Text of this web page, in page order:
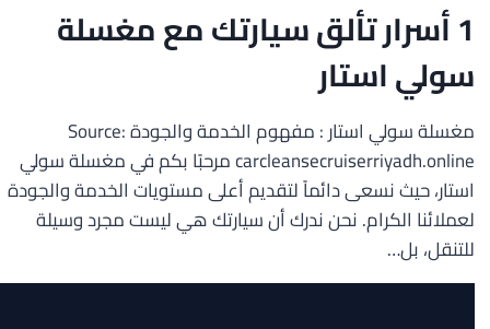
1 أسرار تألق سيارتك مع مغسلة
سولي استار
مغسلة سولي استار : مفهوم الخدمة والجودة Source:
carcleansecruiserriyadh.online مرحبًا بكم في مغسلة سولي
استار، حيث نسعى دائماً لتقديم أعلى مستويات الخدمة والجودة
لعملائنا الكرام. نحن ندرك أن سيارتك هي ليست مجرد وسيلة
للتنقل، بل…